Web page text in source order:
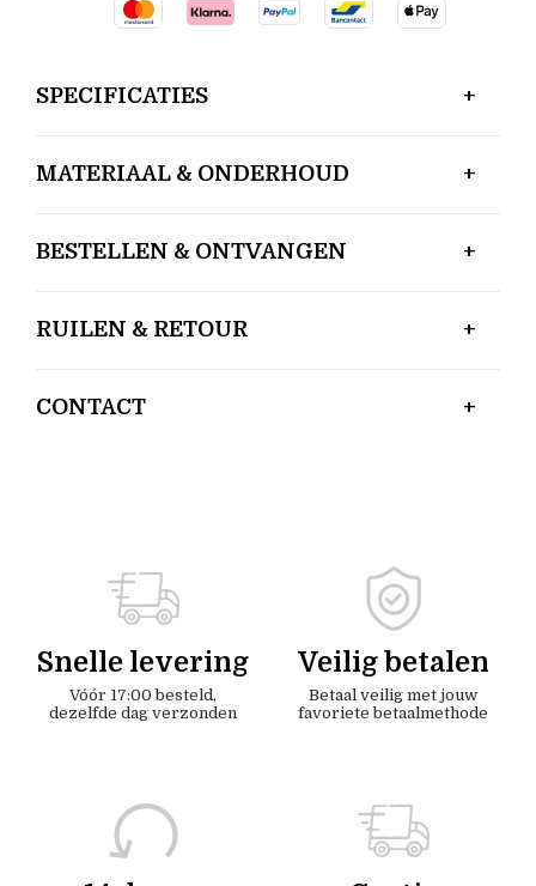
SPECIFICATIES
MATERIAAL & ONDERHOUD
BESTELLEN & ONTVANGEN
RUILEN & RETOUR
CONTACT
Snelle levering
Vóór 17:00 besteld,
dezelfde dag verzonden
Veilig betalen
Betaal veilig met jouw
favoriete betaalmethode